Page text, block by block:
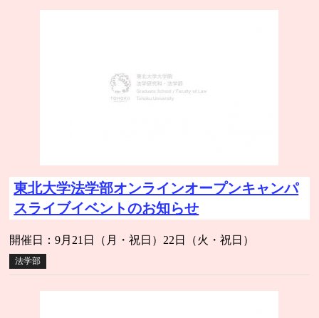
東北大学法学部オンラインオープンキャンパ
スライブイベントのお知らせ
開催日：9月21日（月・祝日）22日（火・祝日）
法学部